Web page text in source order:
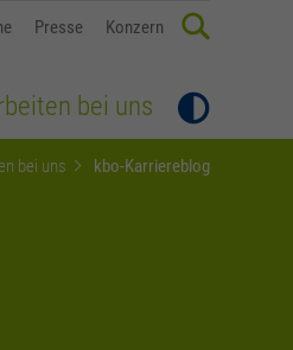
bei uns
Presse Konzern
bei uns kbo-Karriereblog